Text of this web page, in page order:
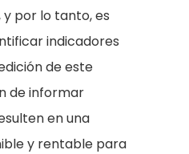
por lo tanto, es
indicadores
de este
de informar
en una
y rentable para